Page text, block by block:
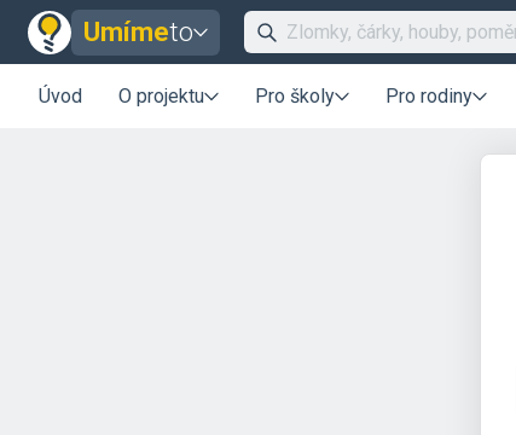
Umímeto
Úvod O projektu Pro školy Pro rodiny